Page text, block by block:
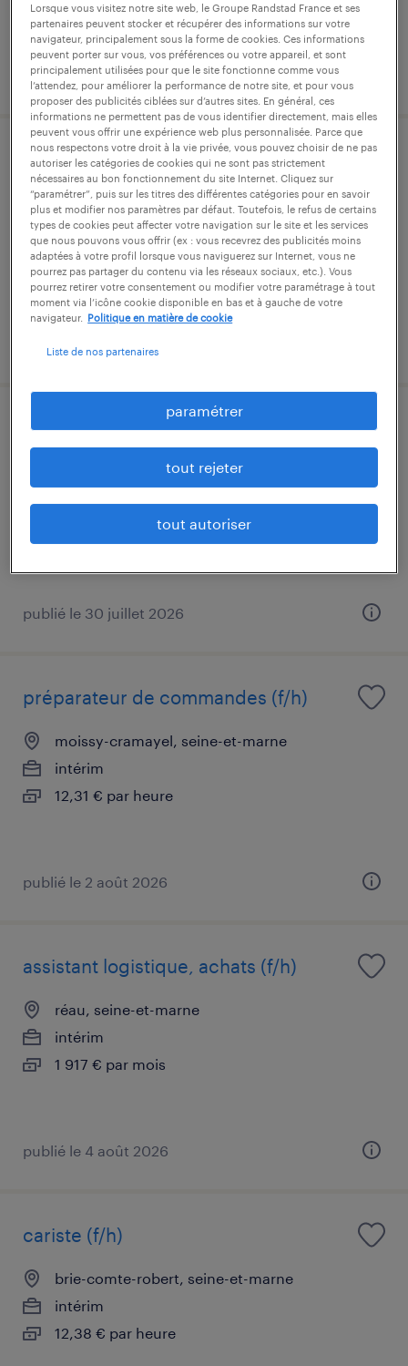
publié le 9 juillet 2026
cariste (f/h)
evry-courcouronnes, essonne
intérim
12,02 € par heure
publié le 2 juillet 2026
préparateur de commandes caces 1
(f/h)
publié le 30 juillet 2026
préparateur de commandes (f/h)
moissy-cramayel, seine-et-marne
intérim
12,31 € par heure
publié le 2 août 2026
assistant logistique, achats (f/h)
réau, seine-et-marne
intérim
1 917 € par mois
publié le 4 août 2026
cariste (f/h)
brie-comte-robert, seine-et-marne
intérim
12,38 € par heure
Lorsque vous visitez notre site web, le Groupe Randstad France et ses
partenaires peuvent stocker et récupérer des informations sur votre
navigateur, principalement sous la forme de cookies. Ces informations
peuvent porter sur vous, vos préférences ou votre appareil, et sont
principalement utilisées pour que le site fonctionne comme vous
l’attendez, pour améliorer la performance de notre site, et pour vous
proposer des publicités ciblées sur d’autres sites. En général, ces
informations ne permettent pas de vous identifier directement, mais elles
peuvent vous offrir une expérience web plus personnalisée. Parce que
nous respectons votre droit à la vie privée, vous pouvez choisir de ne pas
autoriser les catégories de cookies qui ne sont pas strictement
nécessaires au bon fonctionnement du site Internet. Cliquez sur
“paramétrer”, puis sur les titres des différentes catégories pour en savoir
plus et modifier nos paramètres par défaut. Toutefois, le refus de certains
types de cookies peut affecter votre navigation sur le site et les services
que nous pouvons vous offrir (ex : vous recevrez des publicités moins
adaptées à votre profil lorsque vous naviguerez sur Internet, vous ne
pourrez pas partager du contenu via les réseaux sociaux, etc.). Vous
pourrez retirer votre consentement ou modifier votre paramétrage à tout
moment via l’icône cookie disponible en bas et à gauche de votre
navigateur.
Politique en matière de cookie
Liste de nos partenaires
paramétrer
tout rejeter
tout autoriser